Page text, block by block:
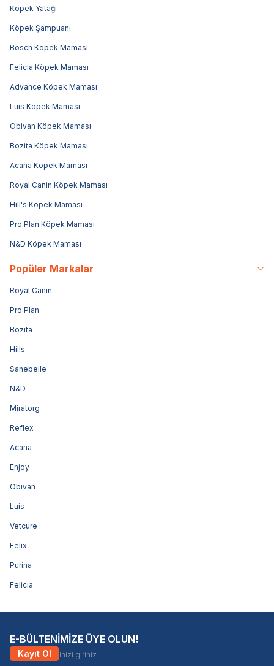
Köpek Yatağı
Köpek Şampuanı
Bosch Köpek Maması
Felicia Köpek Maması
Advance Köpek Maması
Luis Köpek Maması
Obivan Köpek Maması
Bozita Köpek Maması
Acana Köpek Maması
Royal Canin Köpek Maması
Hill's Köpek Maması
Pro Plan Köpek Maması
N&D Köpek Maması
Popüler Markalar
Royal Canin
Pro Plan
Bozita
Hills
Sanebelle
N&D
Miratorg
Reflex
Acana
Enjoy
Obivan
Luis
Vetcure
Felix
Purina
Felicia
E-BÜLTENİMİZE ÜYE OLUN!
Kayıt Ol